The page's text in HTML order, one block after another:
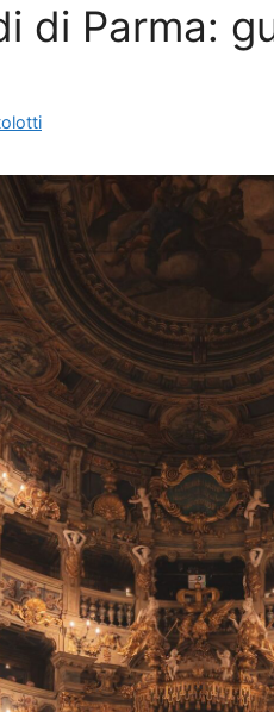
di Parma: